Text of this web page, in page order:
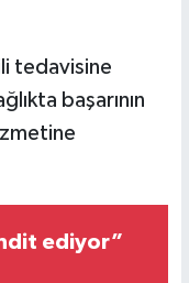
tedavisine
başarının
ediyor”